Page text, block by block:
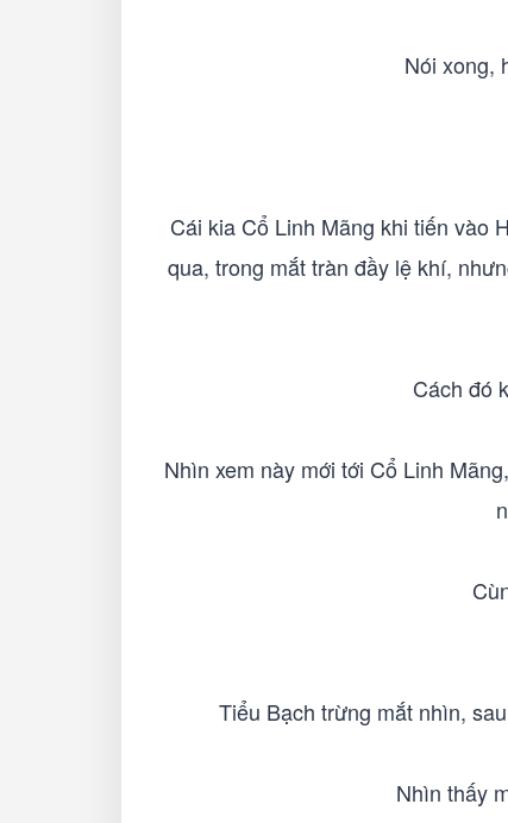
Nói xong,
Cái kia Cổ Linh Mãng khi tiến vào
qua, trong mắt tràn đầy lệ khí,
Cách đó
Nhìn xem này mới tới Cổ Linh
Tiểu Bạch trừng mắt nhìn,
Nhìn thấy